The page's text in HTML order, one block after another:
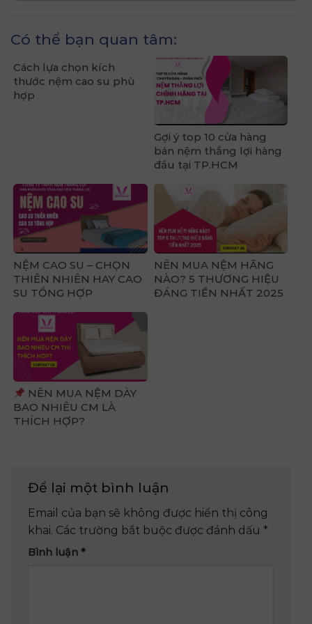
Có thể bạn quan tâm:
Cách lựa chọn kích
thước nệm cao su phù
hợp
Gợi ý top 10 cửa hàng
bán nệm thắng lợi hàng
đầu tại TP.HCM
NỆM CAO SU – CHỌN
THIÊN NHIÊN HAY CAO
SU TỔNG HỢP
NÊN MUA NỆM HÃNG
NÀO? 5 THƯƠNG HIỆU
ĐÁNG TIỀN NHẤT 2025
NÊN MUA NỆM DÀY
BAO NHIÊU CM LÀ
THÍCH HỢP?
Để lại một bình luận
Email của bạn sẽ không được hiển thị công
khai. Các trường bắt buộc được đánh dấu *
Bình luận *